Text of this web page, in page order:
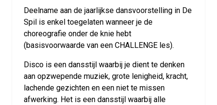
Deelname aan de jaarlijkse dansvoorstelling in De
Spil is enkel toegelaten wanneer je de
choreografie onder de knie hebt
(basisvoorwaarde van een CHALLENGE les).
Disco is een dansstijl waarbij je dient te denken
aan opzwepende muziek, grote lenigheid, kracht,
lachende gezichten en een niet te missen
afwerking. Het is een dansstijl waarbij alle